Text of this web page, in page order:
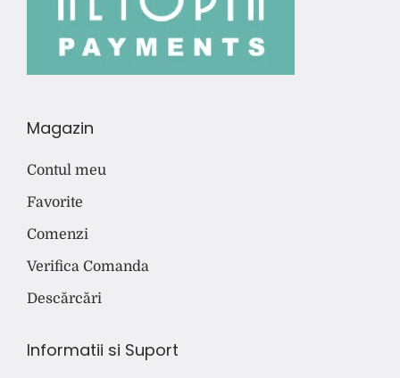
Magazin
Contul meu
Favorite
Comenzi
Verifica Comanda
Descărcări
Informatii si Suport